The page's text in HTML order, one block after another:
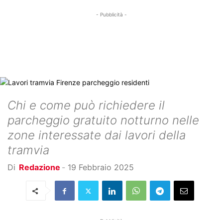
- Pubblicità -
Chi e come può richiedere il
parcheggio gratuito notturno nelle
zone interessate dai lavori della
tramvia
Di Redazione - 19 Febbraio 2025